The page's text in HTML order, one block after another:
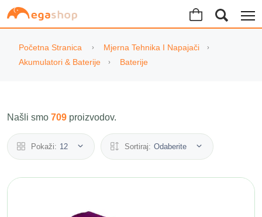
Početna Stranica
Mjerna Tehnika I Napajači
Akumulatori & Baterije
Baterije
Našli smo 709 proizvodov.
Pokaži: 12 Sortiraj: Odaberite